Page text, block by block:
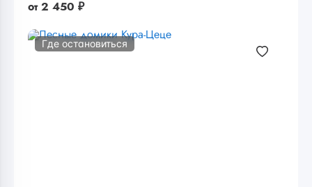
от 2 450 ₽
Где остановиться